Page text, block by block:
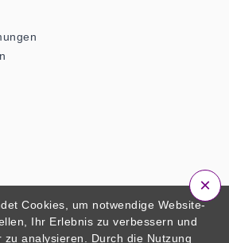
Cookies, um notwendige Website-
Ihr Erlebnis zu verbessern und
zu analysieren. Durch die Nutzung
×